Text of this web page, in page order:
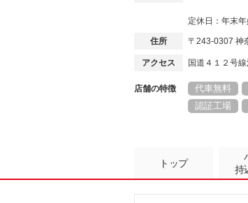
定休日：年末
住所 〒243-0307 神
アクセス 国道４１２号
店舗の特徴 代車無料
認証工場
トップ
持